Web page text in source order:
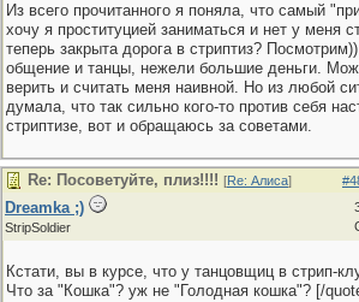
Из всего прочитанного я поняла, что самый
хочу я проституцией заниматься и нет у меня
теперь закрыта дорога в стриптиз?
общение и танцы, нежели большие деньги.
верить и считать меня наивной. Но из любой
думала, что так сильно кого-то против себя
стриптизе, вот и обращаюсь за советами.
Re: Посоветуйте, плиз!!!! [Re: Алиса]
Dreamka ;)
StripSoldier
Кстати, вы в курсе, что у танцовщиц в стрип-
Что за "Кошка"? уж не "Голодная кошка"? [/